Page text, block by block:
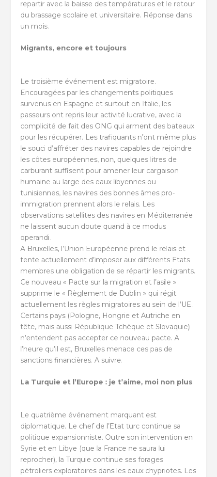
repartir avec la baisse des températures et le retour
du brassage scolaire et universitaire. Réponse dans
un mois.
Migrants, encore et toujours
Le troisième événement est migratoire.
Encouragées par les changements politiques
survenus en Espagne et surtout en Italie, les
passeurs ont repris leur activité lucrative, avec la
complicité de fait des ONG qui arment des bateaux
pour les récupérer. Les trafiquants n’ont même plus
le souci d’affréter des navires capables de rejoindre
les côtes européennes, non, quelques litres de
carburant suffisent pour amener leur cargaison
humaine au large des eaux libyennes ou
tunisiennes, les navires des bonnes âmes pro-
immigration prennent alors le relais. Les
observations satellites des navires en Méditerranée
ne laissent aucun doute quand à ce modus
operandi.
A Bruxelles, l’Union Européenne prend le relais et
tente actuellement d’imposer aux différents Etats
membres une obligation de se répartir les migrants.
Ce nouveau « Pacte sur la migration et l’asile »
supprime le « Règlement de Dublin » qui régit
actuellement les règles migratoires au sein de l’UE.
Certains pays (Pologne, Hongrie et Autriche en
tête, mais aussi République Tchèque et Slovaquie)
n’entendent pas accepter ce nouveau pacte. A
l’heure qu’il est, Bruxelles menace ces pas de
sanctions financières. A suivre.
La Turquie et l’Europe : je t’aime, moi non plus
Le quatrième événement marquant est
diplomatique. Le chef de l’Etat turc continue sa
politique expansionniste. Outre son intervention en
Syrie et en Libye (que la France ne saura lui
reprocher), la Turquie continue ses forages
pétroliers exploratoires dans les eaux chypriotes. Les